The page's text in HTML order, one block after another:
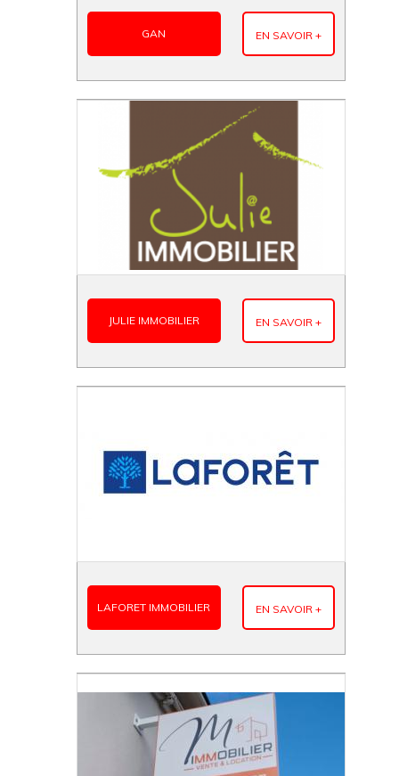
GAN EN SAVOIR +
JULIE IMMOBILIER EN SAVOIR +
LAFORET IMMOBILIER EN SAVOIR +